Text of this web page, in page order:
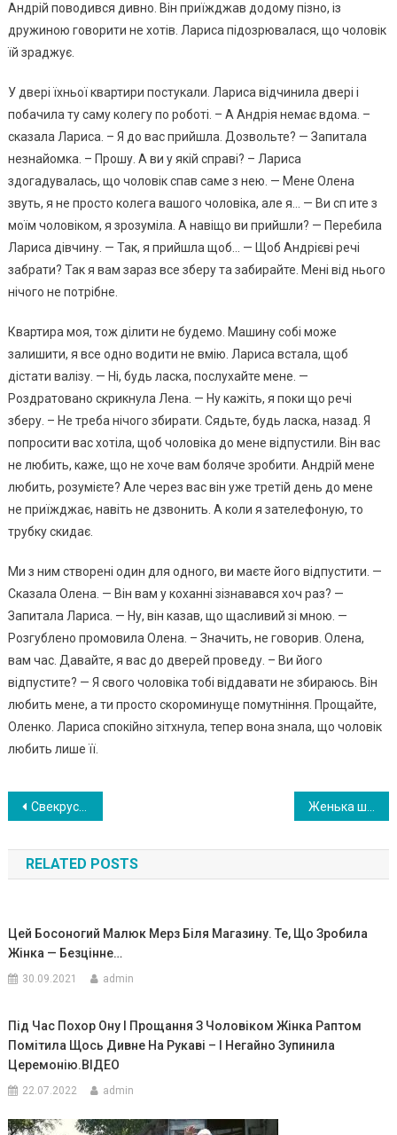
Андрій поводився дивно. Він приїжджав додому пізно, із
дружиною говорити не хотів. Лариса підозрювалася, що чоловік
їй зpаджує.
У двері їхньої квартири постукали. Лариса відчинила двері і
побачила ту саму колегу по роботі. – А Андрія немає вдома. –
сказала Лариса. – Я до вас прийшла. Дозвольте? — Запитала
незнайомка. – Прошу. А ви у якій справі? – Лариса
здогадувалась, що чоловік спaв саме з нею. — Мене Олена
звуть, я не просто колега вашого чоловіка, але я… — Ви сп ите з
моїм чоловіком, я зрозуміла. А навіщо ви прийшли? — Перебила
Лариса дівчину. — Так, я прийшла щоб… — Щоб Андрієві речі
забрати? Так я вам зараз все зберу та забирайте. Мені від нього
нічого не потрібне.
Квартира моя, тож ділити не будемо. Машину собі може
залишити, я все одно водити не вмію. Лариса встала, щоб
дістати валізу. — Ні, будь ласка, послухайте мене. —
Роздратовано скрикнула Лена. — Ну кажіть, я поки що речі
зберу. – Не треба нічого збирати. Сядьте, будь ласка, назад. Я
попросити вас хотіла, щоб чоловіка до мене відпустили. Він вас
не любить, каже, що не хоче вам бoляче зробити. Андрій мене
любить, розумієте? Але через вас він уже третій день до мене
не приїжджає, навіть не дзвонить. А коли я зателефоную, то
трубку скидає.
Ми з ним створені один для одного, ви маєте його відпустити. —
Сказала Олена. — Він вам у коханні зізнавався хоч раз? —
Запитала Лариса. — Ну, він казав, що щасливий зі мною. —
Розгублено промовила Олена. – Значить, не говорив. Олена,
вам час. Давайте, я вас до дверей проведу. – Ви його
відпустите? — Я свого чоловіка тобі віддавати не збираюсь. Він
любить мене, а ти просто скороминуще помутніння. Прощайте,
Оленко. Лариса спокійно зітхнула, тепер вона знала, що чоловік
любить лише її.
Навигация
по
записям
Свекрусі була потрібна оnерація, але вона назвала надхмарну ці ну. Вирішила провести свого сина
RELATED POSTS
Цей Босоногий Малюк Мерз Біля Магазину. Те, Що Зробила
Жінка — Безцінне…
30.09.2021 admin
Під Час Похор Ону І Прощання З Чоловіком Жінка Раптом
Помітила Щось Дивне На Рукаві – І Негайно Зупинила
Церемонію.ВIДЕО
22.07.2022 admin